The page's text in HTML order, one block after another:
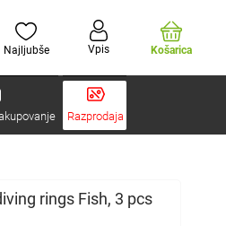
Najljubše Vpis Košarica
Razprodaja
rings Fish, 3 pcs